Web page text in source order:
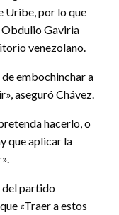
Uribe, por lo que
Obdulio Gaviria
venezolano.
embochinchar a
aseguró Chávez.
hacerlo, o
que aplicar la
del partido
«Traer a estos